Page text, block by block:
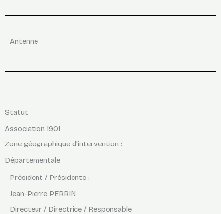
Antenne
Statut
Association 1901
Zone géographique d'intervention :
Départementale
Président / Présidente :
Jean-Pierre PERRIN
Directeur / Directrice / Responsable